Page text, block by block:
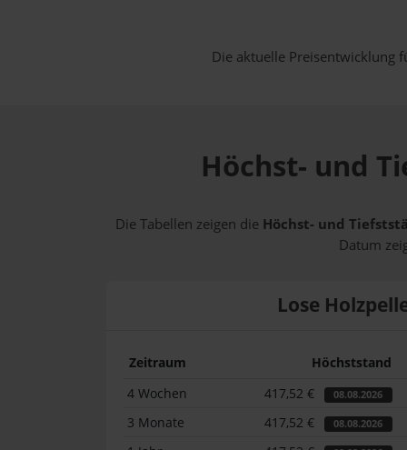
Die aktuelle Preisentwicklung
Höchst- und
Die Tabellen zeigen die Höchst- und
Datum
Lose
Zeitraum Höchststand
4 Wochen
417,52 € 08.08.2026
3 Monate 417,52 € 08.08.2026